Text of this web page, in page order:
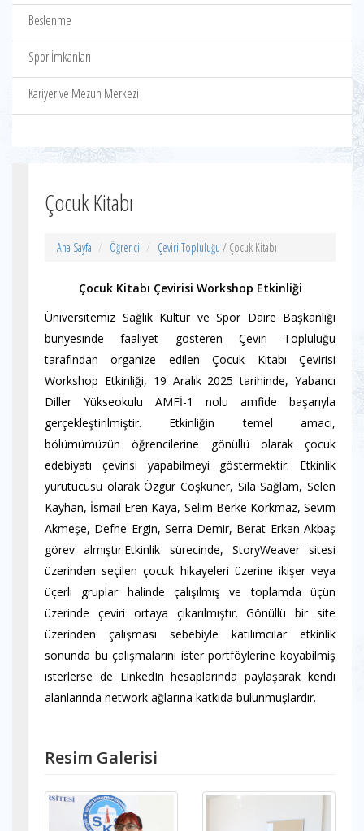
Beslenme
Spor İmkanları
Kariyer ve Mezun Merkezi
Çocuk Kitabı
Ana Sayfa Öğrenci Çeviri Topluluğu / Çocuk Kitabı
Çocuk Kitabı Çevirisi Workshop Etkinliği
Üniversitemiz Sağlık Kültür ve Spor Daire Başkanlığı
bünyesinde faaliyet gösteren Çeviri Topluluğu
tarafından organize edilen Çocuk Kitabı Çevirisi
Workshop Etkinliği, 19 Aralık 2025 tarihinde, Yabancı
Diller Yükseokulu AMFİ-1 nolu amfide başarıyla
gerçekleştirilmiştir. Etkinliğin temel amacı,
bölümümüzün öğrencilerine gönüllü olarak çocuk
edebiyatı çevirisi yapabilmeyi göstermektir. Etkinlik
yürütücüsü olarak Özgür Coşkuner, Sıla Sağlam, Selen
Kayhan, İsmail Eren Kaya, Selim Berke Korkmaz, Sevim
Akmeşe, Defne Ergin, Serra Demir, Berat Erkan Akbaş
görev almıştır.Etkinlik sürecinde, StoryWeaver sitesi
üzerinden seçilen çocuk hikayeleri üzerine ikişer veya
üçerli gruplar halinde çalışılmış ve toplamda üçün
üzerinde çeviri ortaya çıkarılmıştır. Gönüllü bir site
üzerinden çalışması sebebiyle katılımcılar etkinlik
sonunda bu çalışmalarını ister portföylerine koyabilmiş
isterlerse de LinkedIn hesaplarında paylaşarak kendi
alanlarında network ağlarına katkıda bulunmuşlardır.
Resim Galerisi